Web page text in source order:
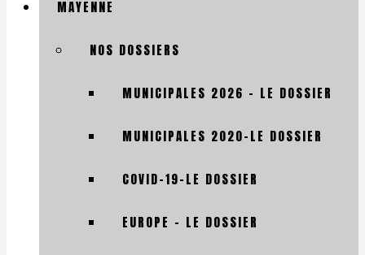
MAYENNE
NOS DOSSIERS
MUNICIPALES 2026 – LE DOSSIER
MUNICIPALES 2020-LE DOSSIER
COVID-19-LE DOSSIER
EUROPE – LE DOSSIER